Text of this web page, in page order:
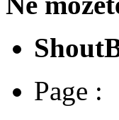
Page :